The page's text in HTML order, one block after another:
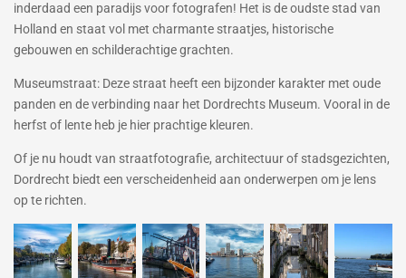
inderdaad een paradijs voor fotografen! Het is de oudste stad van
Holland en staat vol met charmante straatjes, historische
gebouwen en schilderachtige grachten.
Museumstraat: Deze straat heeft een bijzonder karakter met oude
panden en de verbinding naar het Dordrechts Museum. Vooral in de
herfst of lente heb je hier prachtige kleuren.
Of je nu houdt van straatfotografie, architectuur of stadsgezichten,
Dordrecht biedt een verscheidenheid aan onderwerpen om je lens
op te richten.